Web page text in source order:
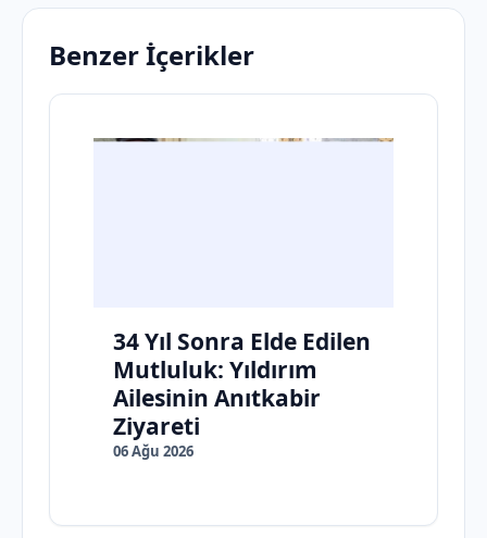
Benzer İçerikler
34 Yıl Sonra Elde Edilen
Mutluluk: Yıldırım
Ailesinin Anıtkabir
Ziyareti
06 Ağu 2026